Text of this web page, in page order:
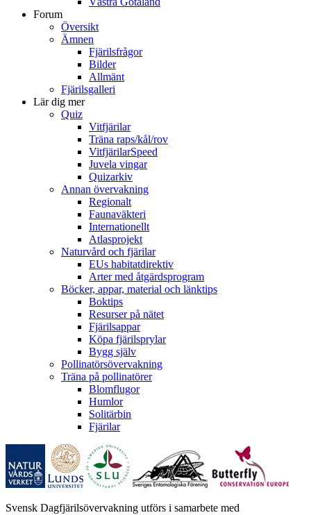
Forum
Översikt
Ämnen
Fjärilsfrågor
Bilder
Allmänt
Fjärilsgalleri
Lär dig mer
Quiz
Vitfjärilar
Träna raps/kål/rov
VitfjärilarSpeed
Juvela vingar
Quizarkiv
Annan övervakning
Regionalt
Faunaväkteri
Internationellt
Atlasprojekt
Naturvård och fjärilar
EUs habitatdirektiv
Arter med åtgärdsprogram
Böcker, appar, material och länktips
Boktips
Resurser på nätet
Fjärilsappar
Köpa fjärilsprylar
Bygg själv
Pollinatörsövervakning
Träna på pollinatörer
Blomflugor
Humlor
Solitärbin
Fjärilar
Svensk Dagfjärilsövervakning utförs i samarbete med